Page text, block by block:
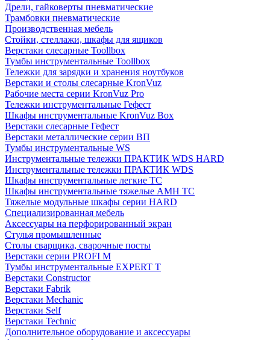
Дрели, гайковерты пневматические
Трамбовки пневматические
Производственная мебель
Стойки, стеллажи, шкафы для ящиков
Верстаки слесарные Toollbox
Тумбы инструментальные Toollbox
Тележки для зарядки и хранения ноутбуков
Верстаки и столы слесарные KronVuz
Рабочие места серии KronVuz Pro
Тележки инструментальные Гефест
Шкафы инструментальные KronVuz Box
Верстаки слесарные Гефест
Верстаки металлические серии ВП
Тумбы инструментальные WS
Инструментальные тележки ПРАКТИК WDS HARD
Инструментальные тележки ПРАКТИК WDS
Шкафы инструментальные легкие ТС
Шкафы инструментальные тяжелые AMH TC
Тяжелые модульные шкафы серии HARD
Cпециализированная мебель
Аксессуары на перфорированный экран
Стулья промышленные
Столы сварщика, сварочные посты
Верстаки серии PROFI M
Тумбы инструментальные EXPERT T
Верстаки Constructor
Верстаки Fabrik
Верстаки Mechanic
Верстаки Self
Верстаки Technic
Дополнительное оборудование и аксессуары